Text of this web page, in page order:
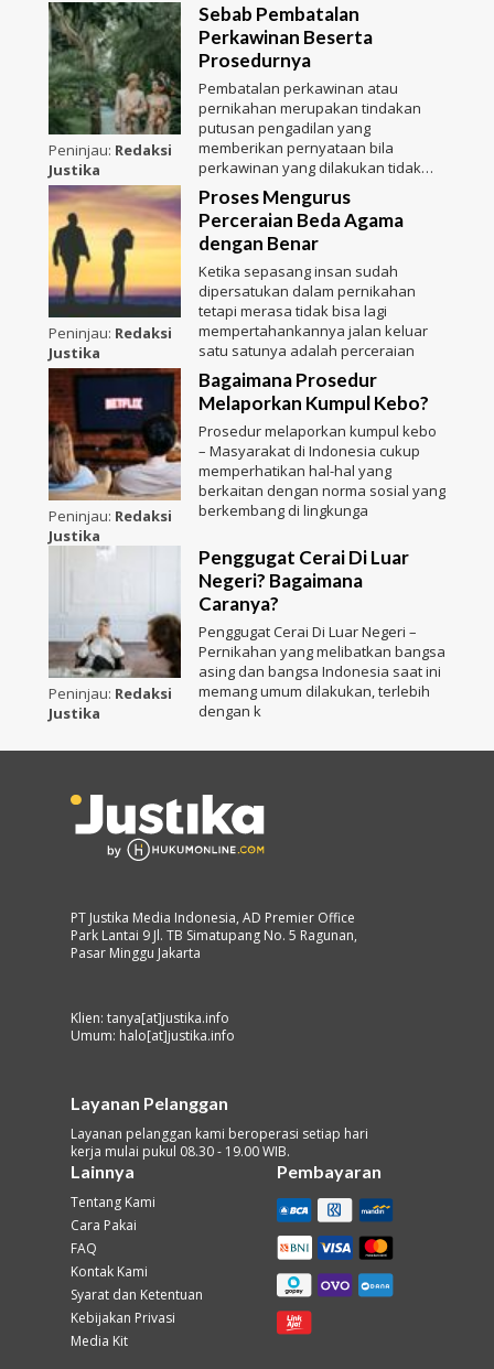
Peninjau: Redaksi
Justika
Sebab Pembatalan
Perkawinan Beserta
Prosedurnya
Pembatalan perkawinan atau
pernikahan merupakan tindakan
putusan pengadilan yang
memberikan pernyataan bila
perkawinan yang dilakukan tidak
sah, bahk
Peninjau: Redaksi
Justika
Proses Mengurus
Perceraian Beda Agama
dengan Benar
Ketika sepasang insan sudah
dipersatukan dalam pernikahan
tetapi merasa tidak bisa lagi
mempertahankannya jalan keluar
satu satunya adalah perceraian
Peninjau: Redaksi
Justika
Bagaimana Prosedur
Melaporkan Kumpul Kebo?
Prosedur melaporkan kumpul kebo
– Masyarakat di Indonesia cukup
memperhatikan hal-hal yang
berkaitan dengan norma sosial yang
berkembang di lingkunga
Peninjau: Redaksi
Justika
Penggugat Cerai Di Luar
Negeri? Bagaimana
Caranya?
Penggugat Cerai Di Luar Negeri –
Pernikahan yang melibatkan bangsa
asing dan bangsa Indonesia saat ini
memang umum dilakukan, terlebih
dengan k
PT Justika Media Indonesia, AD Premier Office
Park Lantai 9 Jl. TB Simatupang No. 5 Ragunan,
Pasar Minggu Jakarta
Klien: tanya[at]justika.info
Umum: halo[at]justika.info
Layanan Pelanggan
Layanan pelanggan kami beroperasi setiap hari
kerja mulai pukul 08.30 - 19.00 WIB.
Lainnya
Tentang Kami
Cara Pakai
FAQ
Kontak Kami
Syarat dan Ketentuan
Kebijakan Privasi
Media Kit
Pembayaran